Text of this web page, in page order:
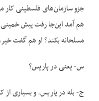
جزو سازمان‌های فلسطینی کار
هم آمد این‌جا رفت پیش خمینی
مسلحانه بکند؟ او هم گفت
س- یعنی در پاریس؟
ج- بله در پاریس. و بسیاری از